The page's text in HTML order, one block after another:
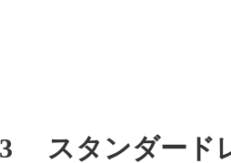
スタンダード